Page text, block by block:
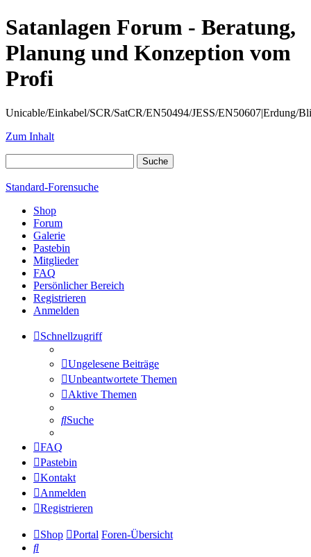
Satanlagen Forum - Beratung,
Planung und Konzeption vom
Profi
Unicable/Einkabel/SCR/SatCR/EN50494/JESS/EN50607|Erdung/
Zum Inhalt
Standard-Forensuche
Shop
Forum
Galerie
Pastebin
Mitglieder
FAQ
Persönlicher Bereich
Registrieren
Anmelden
Schnellzugriff
Ungelesene Beiträge
Unbeantwortete Themen
Aktive Themen
Suche
FAQ
Pastebin
Kontakt
Anmelden
Registrieren
Shop Portal Foren-Übersicht
Suche